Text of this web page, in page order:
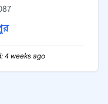
4 weeks ago